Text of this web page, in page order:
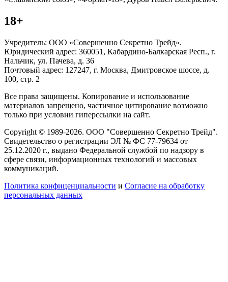
18+
Учредитель: ООО «Совершенно Секретно Трейд».
Юридический адрес: 360051, Кабардино-Балкарская Респ., г.
Нальчик, ул. Пачева, д. 36
Почтовый адрес: 127247, г. Москва, Дмитровское шоссе, д.
100, стр. 2
Все права защищены. Копирование и использование
материалов запрещено, частичное цитирование возможно
только при условии гиперссылки на сайт.
Copyright © 1989-2026. ООО "Совершенно Секретно Трейд".
Свидетельство о регистрации ЭЛ № ФС 77-79634 от
25.12.2020 г., выдано Федеральной службой по надзору в
сфере связи, информационных технологий и массовых
коммуникаций.
Политика конфиценциальности и Согласие на обработку
персональных данных